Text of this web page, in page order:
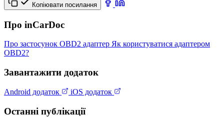
Копіювати посилання
Про inCarDoc
Про застосунок OBD2 адаптер Як користуватися адаптером
OBD2?
Завантажити додаток
Android додаток iOS додаток
Останні публікації